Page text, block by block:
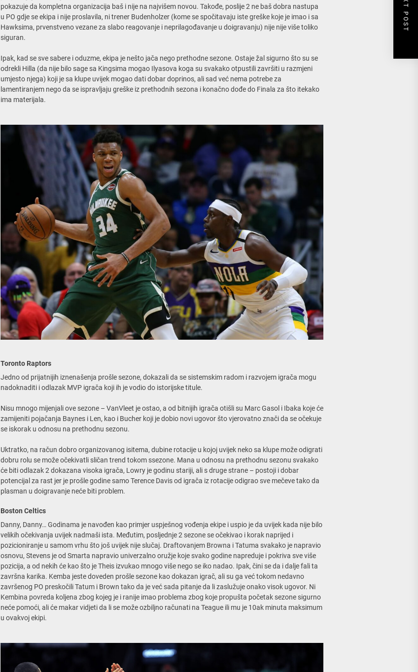
pokazuje da kompletna organizacija baš i nije na najvišem novou. Takođe, poslije 2 ne baš dobra nastupa
u PO gdje se ekipa i nije proslavila, ni trener Budenholzer (kome se spočitavaju iste greške koje je imao i sa
Hawksima, prvenstveno vezane za slabo reagovanje i neprilagođavanje u doigravanju) nije nije više toliko
siguran.
Ipak, kad se sve sabere i oduzme, ekipa je nešto jača nego prethodne sezone. Ostaje žal sigurno što su se
odrekli Hilla (da nije bilo sage sa Kingsima mogao Ilyasova koga su svakako otpustili završiti u razmjeni
umjesto njega) koji je sa klupe uvijek mogao dati dobar doprinos, ali sad već nema potrebe za
lamentiranjem nego da se ispravljaju greške iz prethodnih sezona i konačno dođe do Finala za što itekako
ima materijala.
Toronto Raptors
Jedno od prijatnijih iznenašenja prošle sezone, dokazali da se sistemskim radom i razvojem igrača mogu
nadoknaditi i odlazak MVP igrača koji ih je vodio do istorijske titule.
Nisu mnogo mijenjali ove sezone – VanVleet je ostao, a od bitnijih igrača otišli su Marc Gasol i Ibaka koje će
zamijeniti pojačanja Baynes i Len, kao i Bucher koji je dobio novi ugovor što vjerovatno znači da se očekuje
se iskorak u odnosu na prethodnu sezonu.
Uktratko, na račun dobro organizovanog isitema, dubine rotacije u kojoj uvijek neko sa klupe može odigrati
dobru rolu se može očekivatli sličan trend tokom ssezone. Mana u odnosu na prethodnu sezonu svakako
će biti odlazak 2 dokazana visoka igrača, Lowry je godinu stariji, ali s druge strane – postoji i dobar
potencijal za rast jer je prošle godine samo Terence Davis od igrača iz rotacije odigrao sve mečeve tako da
plasman u doigravanje neće biti problem.
Boston Celtics
Danny, Danny… Godinama je navođen kao primjer uspješnog vođenja ekipe i uspio je da uvijek kada nije bilo
velikih očekivanja uvijek nadmaši ista. Međutim, posljednje 2 sezone se očekivao i korak naprijed i
pozicioniranje u samom vrhu što još uvijek nije slučaj. Draftovanjem Browna i Tatuma svakako je napravio
osnovu, Stevens je od Smarta napravio univerzalno oružje koje svako godine napreduje i pokriva sve više
pozicija, a od nekih će kao što je Theis izvukao mnogo više nego se iko nadao. Ipak, čini se da i dalje fali ta
završna karika. Kemba jeste doveden prošle sezone kao dokazan igrač, ali su ga već tokom nedavno
završenog PO preskočili Tatum i Brown tako da je već sada pitanje da li zaslužuje onako visok ugovor. Ni
Kembina povreda koljena zbog kojeg je i ranije imao problema zbog koje propušta početak sezone sigurno
neće pomoći, ali će makar vidjeti da li se može ozbiljno računati na Teague ili mu je 10ak minuta maksimum
u ovakvoj ekipi.
NEXT POST